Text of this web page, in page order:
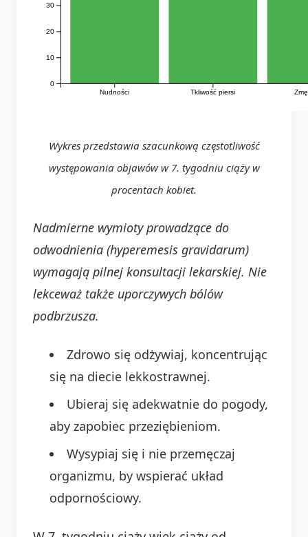
Nudności Tkliwość piersi
0
10
20
30
Wykres przedstawia szacunkową częstotliwość
występowania objawów w 7. tygodniu ciąży w
procentach kobiet.
Nadmierne wymioty prowadzące do
odwodnienia (hyperemesis gravidarum)
wymagają pilnej konsultacji lekarskiej. Nie
lekceważ także uporczywych bólów
podbrzusza.
Zdrowo się odżywiaj, koncentrując
się na diecie lekkostrawnej.
Ubieraj się adekwatnie do pogody,
aby zapobiec przeziębieniom.
Wysypiaj się i nie przemęczaj
organizmu, by wspierać układ
odpornościowy.